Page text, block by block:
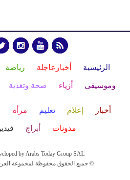
الرئيسية أخبارعاجلة رياضة
وموسيقى أزياء صحة وتغذية
أخبار إعلام تعليم مرأة
مدونات أبراج
by Arabs Today Group SAL
جميع الحقوق محفوظة لمجموعة العرب اليوم الاعلامية 2025 ©